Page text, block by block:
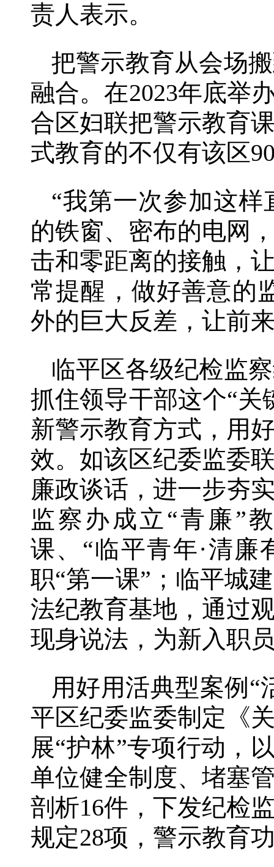
责人表示。
把警示教育从会场
融合。在2023年底举
合区妇联把警示教育
式教育的不仅有该区
“我第一次参加这
的铁窗、密布的电网
击和零距离的接触，
常提醒，做好善意的
外的巨大反差，让前
临平区各级纪检监
抓住领导干部这个“
新警示教育方式，用
效。如该区纪委监委
廉政谈话，进一步夯
监察办成立“青廉”
课、“临平青年·清
职“第一课”；临平城
法纪教育基地，通过
现身说法，为新入职
用好用活典型案例“
平区纪委监委制定《
展“护林”专项行动，
单位健全制度、堵塞
剖析16件，下发纪检
规定28项，警示教育